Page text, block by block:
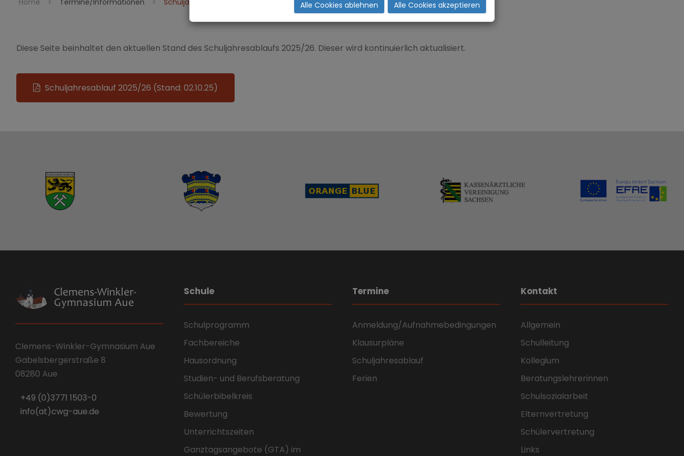
Home > Termine/Informationen > Schuljahresablauf
Diese Seite beinhaltet den aktuellen Stand des Schuljahresablaufs 2025/26. Dieser wird kontinuierlich aktualisiert.
Schuljahresablauf 2025/26 (Stand: 02.10.25)
Clemens-Winkler-Gymnasium Aue
Gabelsbergerstraße 8
08280 Aue
+49 (0)3771 1503-0
info(at)cwg-aue.de
Schule
Schulprogramm
Fachbereiche
Hausordnung
Studien- und Berufsberatung
Schülerbibelkreis
Bewertung
Unterrichtszeiten
Ganztagsangebote (GTA) im
Termine
Anmeldung/Aufnahmebedingungen
Klausurpläne
Schuljahresablauf
Ferien
Kontakt
Allgemein
Schulleitung
Kollegium
Beratungslehrerinnen
Schulsozialarbeit
Elternvertretung
Schülervertretung
Links
Alle Cookies ablehnen Alle Cookies akzeptieren